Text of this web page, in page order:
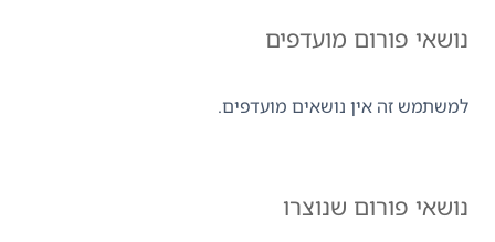
נושאי פורום מועדפים
למשתמש זה אין נושאים מועדפים.
נושאי פורום שנוצרו